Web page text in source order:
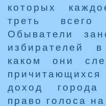
которых
треть всего
Обыватели
избирателей
каком они
причитающихся
доход
право голоса